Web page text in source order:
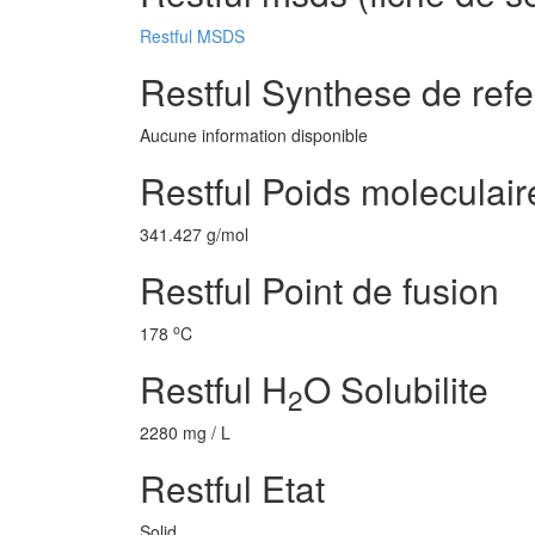
Restful MSDS
Restful Synthese de
Aucune information disponible
Restful Poids
341.427 g/mol
Restful Point de fusion
178 oC
Restful H2O Solubilite
2280 mg / L
Restful Etat